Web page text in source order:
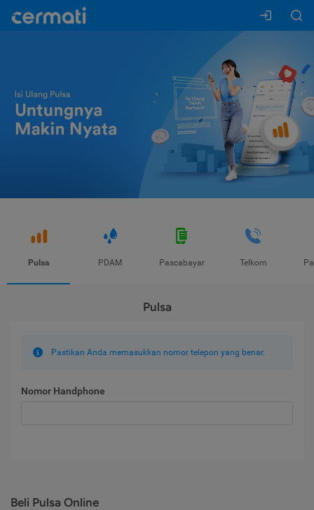
Pulsa PDAM Pascabayar Telkom
Pulsa
Pastikan Anda memasukkan nomor telepon yang benar.
Nomor Handphone
Beli Pulsa Online